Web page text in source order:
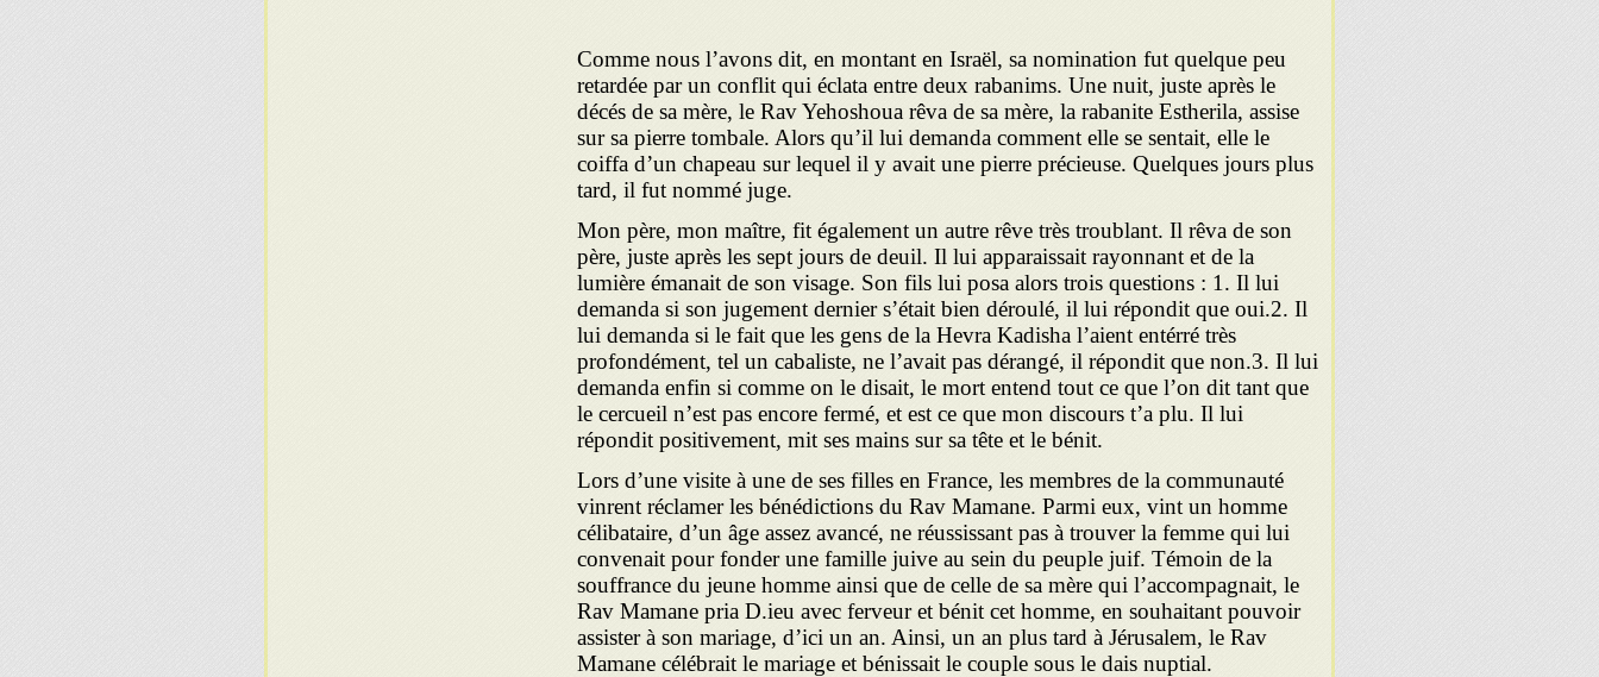
Comme nous l’avons dit, en montant en Israël, sa nomination fut quelque peu
retardée par un conflit qui éclata entre deux rabanims. Une nuit, juste après le
décés de sa mère, le Rav Yehoshoua rêva de sa mère, la rabanite Estherila, assise
sur sa pierre tombale. Alors qu’il lui demanda comment elle se sentait, elle le
coiffa d’un chapeau sur lequel il y avait une pierre précieuse. Quelques jours plus
tard, il fut nommé juge.
Mon père, mon maître, fit également un autre rêve très troublant. Il rêva de son
père, juste après les sept jours de deuil. Il lui apparaissait rayonnant et de la
lumière émanait de son visage. Son fils lui posa alors trois questions : 1. Il lui
demanda si son jugement dernier s’était bien déroulé, il lui répondit que oui.2. Il
lui demanda si le fait que les gens de la Hevra Kadisha l’aient entérré très
profondément, tel un cabaliste, ne l’avait pas dérangé, il répondit que non.3. Il lui
demanda enfin si comme on le disait, le mort entend tout ce que l’on dit tant que
le cercueil n’est pas encore fermé, et est ce que mon discours t’a plu. Il lui
répondit positivement, mit ses mains sur sa tête et le bénit.
Lors d’une visite à une de ses filles en France, les membres de la communauté
vinrent réclamer les bénédictions du Rav Mamane. Parmi eux, vint un homme
célibataire, d’un âge assez avancé, ne réussissant pas à trouver la femme qui lui
convenait pour fonder une famille juive au sein du peuple juif. Témoin de la
souffrance du jeune homme ainsi que de celle de sa mère qui l’accompagnait, le
Rav Mamane pria D.ieu avec ferveur et bénit cet homme, en souhaitant pouvoir
assister à son mariage, d’ici un an. Ainsi, un an plus tard à Jérusalem, le Rav
Mamane célébrait le mariage et bénissait le couple sous le dais nuptial.